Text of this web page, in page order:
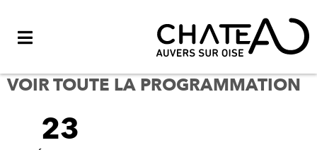
VOIR TOUTE LA PROGRAMMATION
FILTRER
23